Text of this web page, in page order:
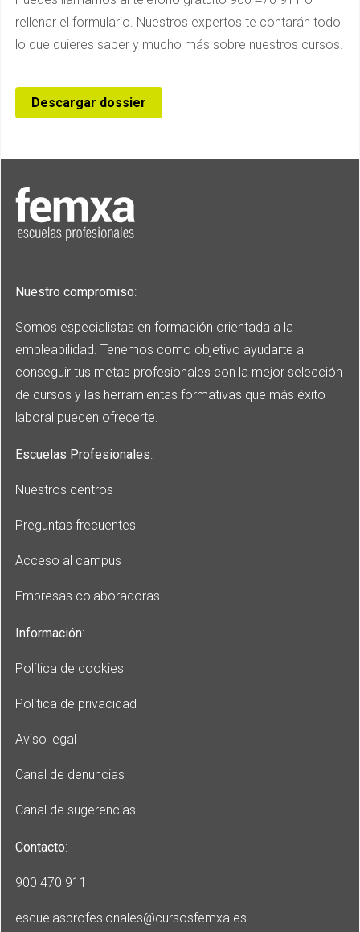
rellenar el formulario. Nuestros expertos te contarán todo
lo que quieres saber y mucho más sobre nuestros cursos.
Descargar dossier
Nuestro compromiso:
Somos especialistas en formación orientada a la
empleabilidad. Tenemos como objetivo ayudarte a
conseguir tus metas profesionales con la mejor selección
de cursos y las herramientas formativas que más éxito
laboral pueden ofrecerte.
Escuelas Profesionales:
Nuestros centros
Preguntas frecuentes
Acceso al campus
Empresas colaboradoras
Información:
Política de cookies
Política de privacidad
Aviso legal
Canal de denuncias
Canal de sugerencias
Contacto:
900 470 911
escuelasprofesionales@cursosfemxa.es